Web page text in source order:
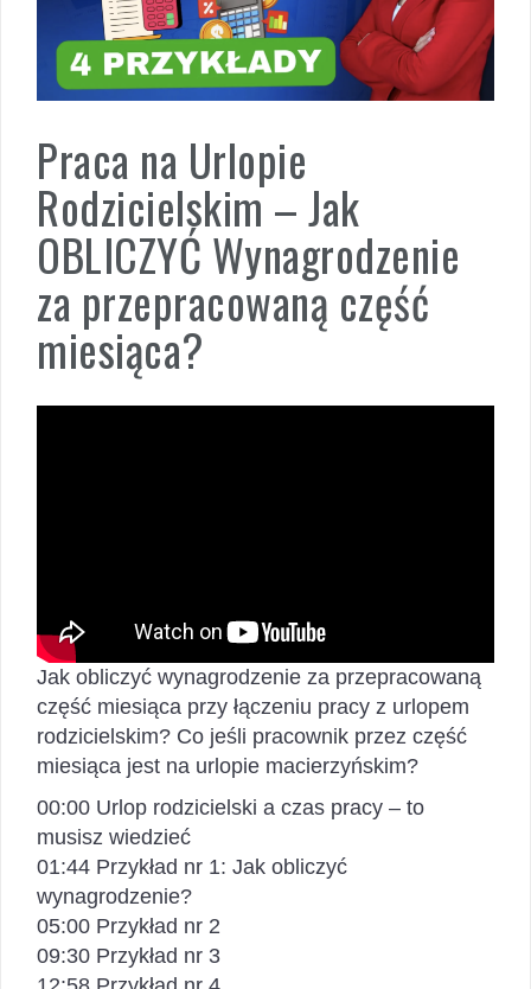
Praca na Urlopie
Rodzicielskim – Jak
OBLICZYĆ Wynagrodzenie
za przepracowaną część
miesiąca?
Jak obliczyć wynagrodzenie za przepracowaną
część miesiąca przy łączeniu pracy z urlopem
rodzicielskim? Co jeśli pracownik przez część
miesiąca jest na urlopie macierzyńskim?
00:00 Urlop rodzicielski a czas pracy – to
musisz wiedzieć
01:44 Przykład nr 1: Jak obliczyć
wynagrodzenie?
05:00 Przykład nr 2
09:30 Przykład nr 3